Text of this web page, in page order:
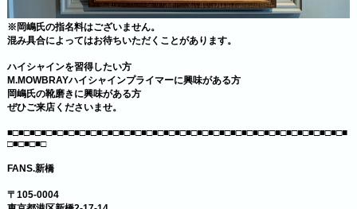
※岡嶋氏の指名料はございません。
混み具合によってはお待ちいただくことがあります。
ハイシャインを習得したい方
M.MOWBRAYハイシャインプライマーに興味がある方
岡嶋氏の靴磨きに興味がある方
ぜひご来店くださいませ。
■□■□■□■□■□■□■□■□■□■□■□■□■□■□■□■□■□■□■□■□■□■□■□■□■□■□■□■□■□■□■
□■□■□■□
FANS.新橋
〒105-0004